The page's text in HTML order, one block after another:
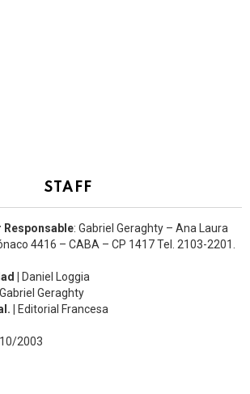
STAFF
: Gabriel Geraghty – Ana Laura
4416 – CABA – CP 1417Tel. 2103-2201.
| Daniel Loggia
Gabriel Geraghty
| Editorial Francesa
2003